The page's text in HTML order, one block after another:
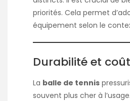
priorités. Cela permet
équipement selon le
Durabilité et
La balle de tennis
souvent plus cher à